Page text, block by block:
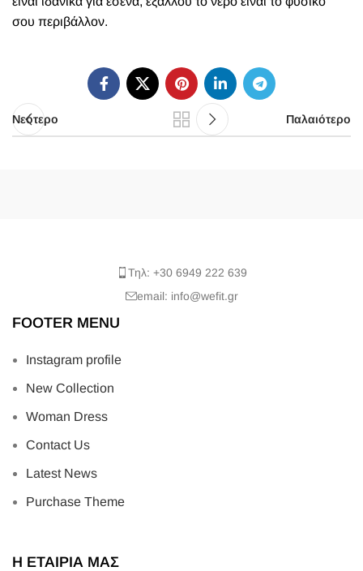
σου περιβάλλον.
Νεότερο Παλαιότερο
Τηλ: +30 6949 222 639
email: info@wefit.gr
FOOTER MENU
Instagram profile
New Collection
Woman Dress
Contact Us
Latest News
Purchase Theme
Η ΕΤΑΙΡΙΑ ΜΑΣ